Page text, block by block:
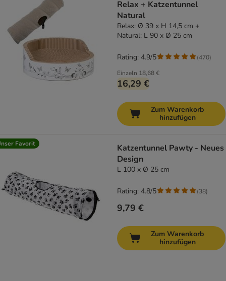
Relax + Katzentunnel
Natural
Relax: Ø 39 x H 14,5 cm +
Natural: L 90 x Ø 25 cm
Einzeln 18,68 €
16,29 €
Rating: 4.9/5 (470)
Zum Warenkorb
hinzufügen
Favorit
Katzentunnel Pawty - Neues
Design
L 100 x Ø 25 cm
9,79 €
Rating: 4.8/5 (38)
Zum Warenkorb
hinzufügen